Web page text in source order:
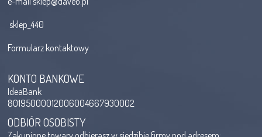
sklep_440
Formularz kontaktowy
KONTO BANKOWE
IdeaBank
80195000012006004667930002
ODBIÓR OSOBISTY